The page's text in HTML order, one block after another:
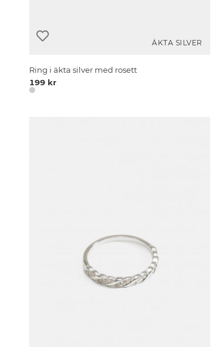
ÄKTA SILVER
Ring i äkta silver med rosett
199 kr